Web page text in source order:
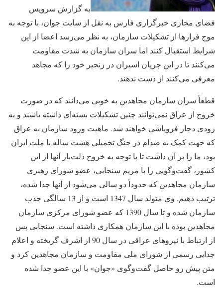
به گزارش سرویس
فضای مجازی خبرگزاری فارس به نقل از سایت جوان، با توجه به
موج فرارها از تشکیلات سازمان، به نظر می‌رسد اعضا از این
شرایط استقبال کنند اما سران سازمان به شدت مقاومت
می‌کنند تا در این جریان اسیران در زنجیر خود را که مجاهد
معرفی می‌کنند از دست ندهند.
قطعاً سران سازمان مجاهدین به خوبی می‌دانند که در صورت
خروج از عراق نمی‌توانند چنین تشکیلات بسته‌ای داشته باشند و به
زودی دچار فروپاشی خواهند شد. ماهیت ورود سازمان به عراق
که جهت کمک به صدام در جنگ تحمیلی هشت ساله با ملت ایران
بود،‌ ما را بر آن داشت تا با توجه به خروج ذلت‌بار آنها از این
کشور، گفت‌وگویی را با مریم سنجابی، عضو شورای رهبری
سازمان مجاهدین که حدوداً دو سالی می‌شود از آنها جدا شده،
ترتیب دهیم. وی متولد سال 1347 است و از 13 سالگی جذب
سازمان شده و تا سال 1390 که عضو شورای مرکزی سازمان
مجاهدین بوده با این سازمان همکاری داشته است. سنجابی پس
از ارتباط با نیروهای عراقی در سال 90 از اشرف گریخته و اعلام
جدایی رسمی از شورای ملی مقاومت و سازمان مجاهدین کرد و
متن پیش رو حاصل گفت‌وگوی «جوان» با این عضو جدا شده
است.